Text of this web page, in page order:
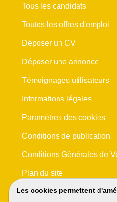
Les cookies permettent
Tous les candidats
Toutes les offres d'emploi
Déposer un CV
Déposer une annonce
Témoignages utilisateurs
Informations légales
Paramètres des cookies
Conditions de publication
Conditions Générales de
Plan du site